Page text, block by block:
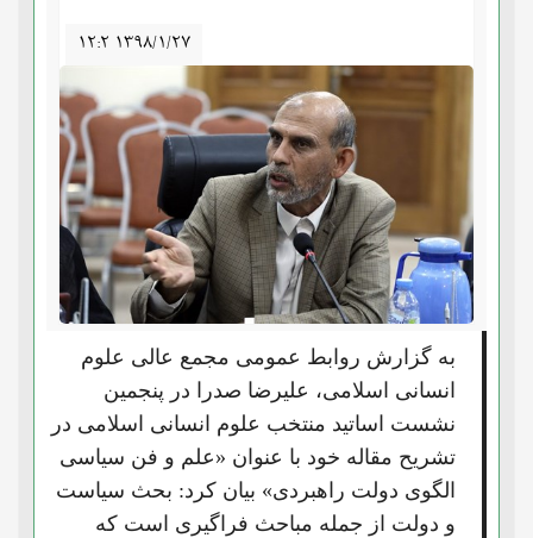
۱۲:۲ ۱۳۹۸/۱/۲۷
به گزارش روابط عمومی مجمع عالی علوم
انسانی اسلامی، علیرضا صدرا در پنجمین
نشست اساتید منتخب علوم انسانی اسلامی در
تشریح مقاله خود با عنوان «علم و فن سیاسی
الگوی دولت راهبردی» بیان کرد: بحث سیاست
و دولت از جمله مباحث فراگیری است که